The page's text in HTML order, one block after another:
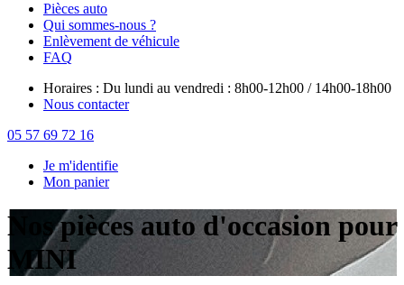
Pièces auto
Qui sommes-nous ?
Enlèvement de véhicule
FAQ
Horaires : Du lundi au vendredi : 8h00-12h00 / 14h00-18h00
Nous contacter
05 57 69 72 16
Je m'identifie
Mon panier
Nos pièces auto d'occasion pour
MINI